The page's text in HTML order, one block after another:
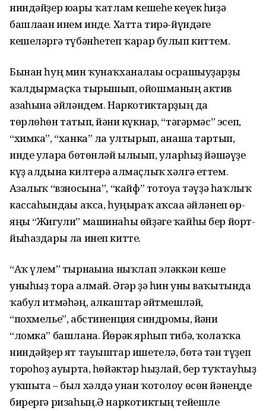
ниндәйҙер юғары ҡатлам кешеһе кеүек һиҙә
башлаған инем инде. Хатта тирә-йүндәге
кешеләргә түбәнһетеп ҡарар булып киттем.
Бынан һуң мин ҡунаҡханалағы осрашыуҙарҙы
ҡалдырмаҫҡа тырышып, ойошманың актив
ағзаһына әйләндем. Наркотиктарҙың да
төрлөһөн татып, йәғни күкнар, “тәгәрмәс” эсеп,
“химка”, “ханка” ла ултырып, анаша тартып,
инде уларға бөтөнләй ылығып, уларһыҙ йәшәүҙе
күҙ алдына килтерә алмаҫлыҡ хәлгә еттем.
Ағзалыҡ “взносына”, “кайф” тотоуға тәүҙә һаҡлыҡ
кассаһындағы аҡса, һуңыраҡ аҡсаға әйләнеп өр-
яңы “Жигули” машинаһы өйҙәге ҡайһы бер йорт-
йыһаздары ла инеп китте.
“Аҡ үлем” тырнағына ныҡлап эләккән кеше
уныһыҙ тора алмай. Әгәр ҙә һин уны ваҡытында
ҡабул итмәһәң, алкаштар әйтмешләй,
“похмелье”, абстиненция синдромы, йәғни
“ломка” башлана. Йөрәк ярһып тибә, ҡолаҡҡа
ниндәйҙер ят тауыштар ишетелә, бөтә тән түҙеп
торғоһоҙ ауырта, һөйәктәр һыҙлай, бер туҡтауһыҙ
уҡшыта – был хәлдә унан ҡотолоу өсөн йәнеңде
бирергә ризаһың.Ә наркотиктың тейешле